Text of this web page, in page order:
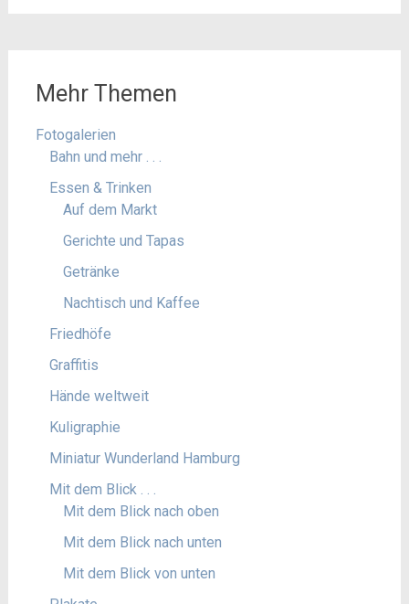
Mehr Themen
Fotogalerien
Bahn und mehr . . .
Essen & Trinken
Auf dem Markt
Gerichte und Tapas
Getränke
Nachtisch und Kaffee
Friedhöfe
Graffitis
Hände weltweit
Kuligraphie
Miniatur Wunderland Hamburg
Mit dem Blick . . .
Mit dem Blick nach oben
Mit dem Blick nach unten
Mit dem Blick von unten